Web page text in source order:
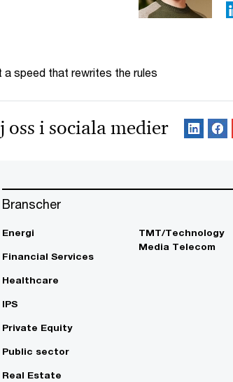
speed that rewrites the rules
oss i sociala medier
Branscher
Energi
Financial Services
Healthcare
IPS
Private Equity
Public sector
Real Estate
TMT/Technology
Media Telecom